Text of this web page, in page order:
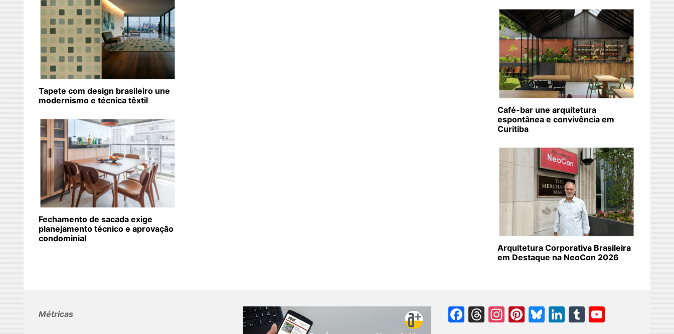
Tapete com design brasileiro une
modernismo e técnica têxtil
Fechamento de sacada exige
planejamento técnico e aprovação
condominial
Café-bar une arquitetura
espontânea e convivência em
Curitiba
Arquitetura Corporativa Brasileira
em Destaque na NeoCon 2026
Métricas Facebook
Threads
Instagram
Pinterest
Bluesky
LinkedIn
Tumblr